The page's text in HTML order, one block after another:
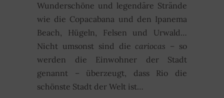
Wunderschöne und legendäre Strände
wie die Copacabana und den Ipanema
Beach, Hügeln, Felsen und Urwald…
Nicht umsonst sind die cariocas – so
werden die Einwohner der Stadt
genannt – überzeugt, dass Rio die
schönste Stadt der Welt ist…